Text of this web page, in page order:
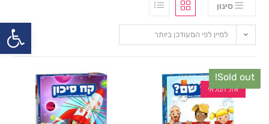
סינון
למיין לפי המעודכן ביותר
Sold out!
אזל המלאי